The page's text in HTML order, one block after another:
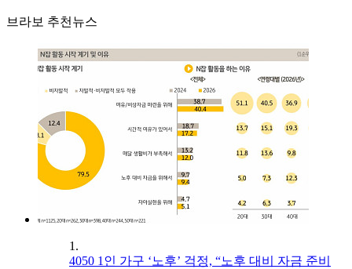
브라보 추천뉴스
1.
4050 1인 가구 ‘노후’ 걱정, “노후 대비 자금 준비